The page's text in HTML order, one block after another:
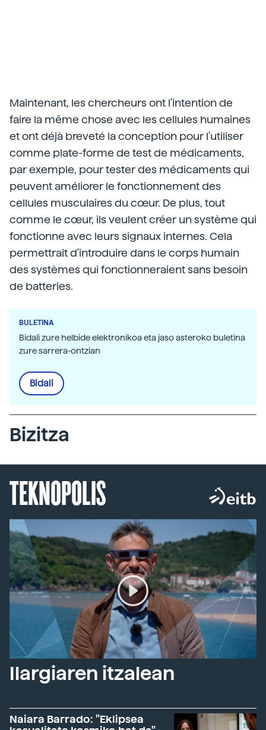
Maintenant, les chercheurs ont l'intention de
faire la même chose avec les cellules humaines
et ont déjà breveté la conception pour l'utiliser
comme plate-forme de test de médicaments,
par exemple, pour tester des médicaments qui
peuvent améliorer le fonctionnement des
cellules musculaires du cœur. De plus, tout
comme le cœur, ils veulent créer un système qui
fonctionne avec leurs signaux internes. Cela
permettrait d'introduire dans le corps humain
des systèmes qui fonctionneraient sans besoin
de batteries.
BULETINA
Bidali zure helbide elektronikoa eta jaso asteroko buletina
zure sarrera-ontzian
Bidali
Bizitza
TEKNOPOLIS
Ilargiaren itzalean
Naiara Barrado: "Eklipsea